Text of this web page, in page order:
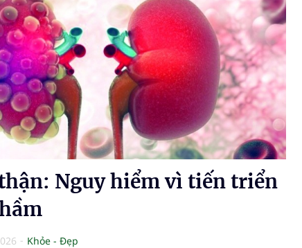
lượng đào tạo, đáp ứng yêu cầu phát triển nguồn nhân lực
ngừng ngay kinh doanh thực phẩm Slimaura Care x3 trên 2
năng lực tồn chứa dầu thô tại NMLD Dung Quất
được thu thêm tiền của người bệnh bảo hiểm y tế nếu
Nguy hiểm vì tiến triển quá âm thầm
Nguy hiểm vì tiến triển
Khỏe - Đẹp